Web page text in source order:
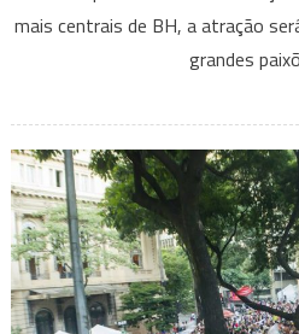
mais centrais de BH, a atração
grandes